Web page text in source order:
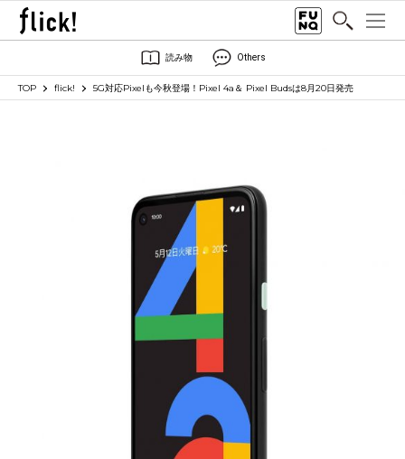
読み物 Others
TOP flick! 5G対応Pixelも今秋登場！Pixel 4a＆ Pixel Budsは8月20日発売